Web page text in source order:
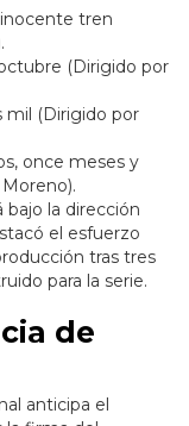
tren
(Dirigido por
mil (Dirigido por
once meses y
bajo la dirección
el esfuerzo
tras tres
para la serie.
de
anticipa el